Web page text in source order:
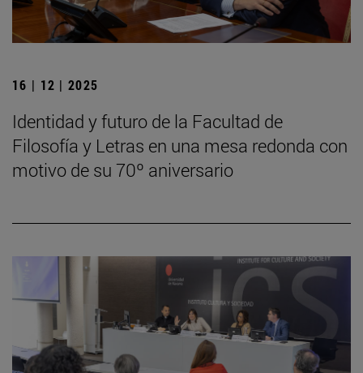
16 | 12 | 2025
Identidad y futuro de la Facultad de
Filosofía y Letras en una mesa redonda con
motivo de su 70º aniversario